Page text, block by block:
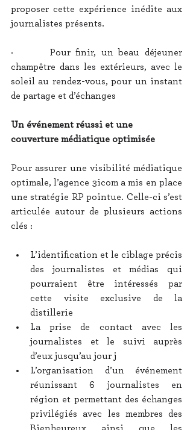
proposer cette expérience inédite aux
journalistes présents.
·       Pour finir, un beau déjeuner
champêtre dans les extérieurs, avec le
soleil au rendez-vous, pour un instant
de partage et d’échanges
Un événement réussi et une
couverture médiatique optimisée
Pour assurer une visibilité médiatique
optimale, l’agence 3icom a mis en place
une stratégie RP pointue. Celle-ci s’est
articulée autour de plusieurs actions
clés :
L’identification et le ciblage précis
des journalistes et médias qui
pourraient être intéressés par
cette visite exclusive de la
distillerie
La prise de contact avec les
journalistes et le suivi auprès
d’eux jusqu’au jour j
L’organisation d’un événement
réunissant 6 journalistes en
région et permettant des échanges
privilégiés avec les membres des